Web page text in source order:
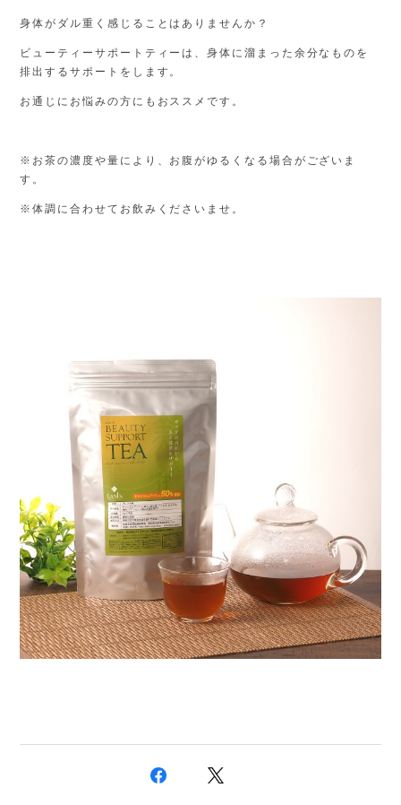
身体がダル重く感じることはありませんか？
ビューティーサポートティーは、身体に溜まった余分なものを
排出するサポートをします。
お通じにお悩みの方にもおススメです。
※お茶の濃度や量により、お腹がゆるくなる場合がございま
す。
※体調に合わせてお飲みくださいませ。